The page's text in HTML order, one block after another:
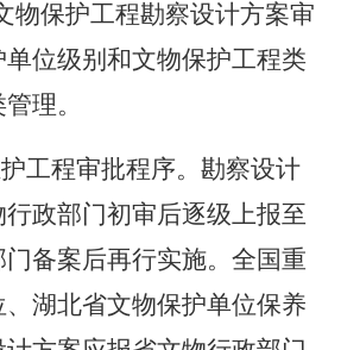
物保护工程勘察设计方案审
位级别和文物保护工程类
理。
程审批程序。勘察设计
政部门初审后逐级上报至
备案后再行实施。全国重
湖北省文物保护单位保养